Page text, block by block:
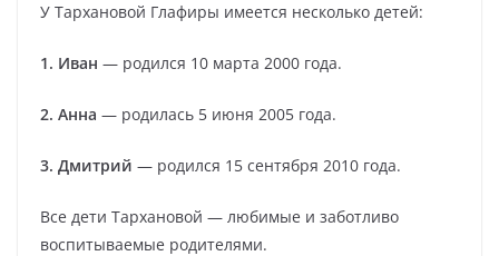
У Тархановой Глафиры имеется несколько детей:
1. Иван — родился 10 марта 2000 года.
2. Анна — родилась 5 июня 2005 года.
3. Дмитрий — родился 15 сентября 2010 года.
Все дети Тархановой — любимые и заботливо
воспитываемые родителями.